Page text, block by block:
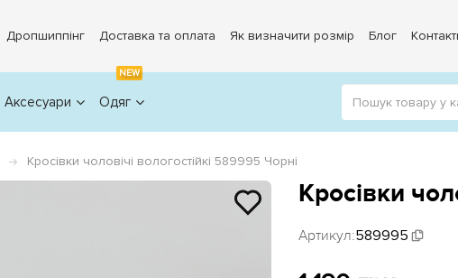
Дропшиппінг Доставка та оплата Як визначити розмір Блог
Аксесуари
NEW
Одяг
Кросівки чоловічі вологостійкі 589995 Чорні
Кросівки
Артикул:589995